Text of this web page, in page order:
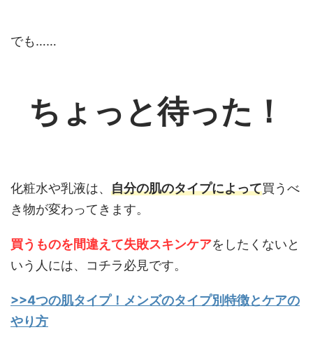
でも……
ちょっと待った！
化粧水や乳液は、 自分の肌のタイプによって買うべ
き物が変わってきます。
買うものを間違えて失敗スキンケアをしたくないと
いう人には、コチラ必見です。
>>4つの肌タイプ！メンズのタイプ別特徴とケアの
やり方